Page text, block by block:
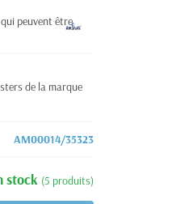
qui peuvent être
de la marque
AM00014/35323
stock (5 produits)